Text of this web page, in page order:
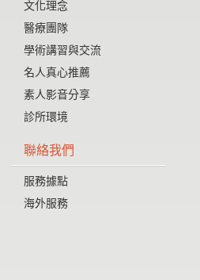
文化理念
醫療團隊
學術講習與交流
名人真心推薦
素人影音分享
診所環境
聯絡我們
服務據點
海外服務